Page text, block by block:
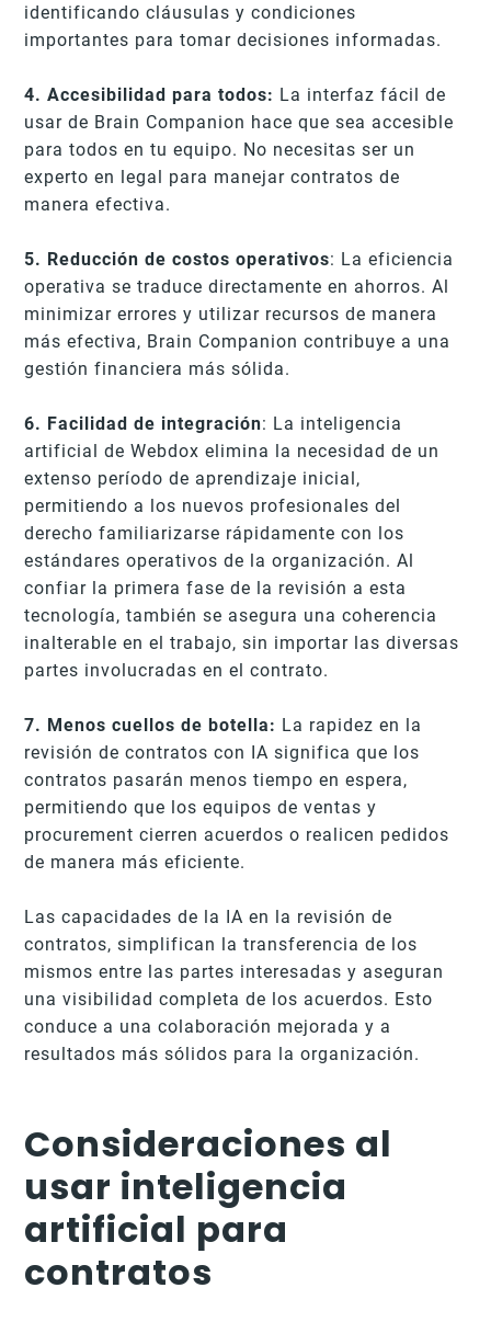
identificando cláusulas y condiciones
importantes para tomar decisiones informadas.
4. Accesibilidad para todos: La interfaz fácil de
usar de Brain Companion hace que sea accesible
para todos en tu equipo. No necesitas ser un
experto en legal para manejar contratos de
manera efectiva.
5. Reducción de costos operativos: La eficiencia
operativa se traduce directamente en ahorros. Al
minimizar errores y utilizar recursos de manera
más efectiva, Brain Companion contribuye a una
gestión financiera más sólida.
6. Facilidad de integración: La inteligencia
artificial de Webdox elimina la necesidad de un
extenso período de aprendizaje inicial,
permitiendo a los nuevos profesionales del
derecho familiarizarse rápidamente con los
estándares operativos de la organización. Al
confiar la primera fase de la revisión a esta
tecnología, también se asegura una coherencia
inalterable en el trabajo, sin importar las diversas
partes involucradas en el contrato.
7. Menos cuellos de botella: La rapidez en la
revisión de contratos con IA significa que los
contratos pasarán menos tiempo en espera,
permitiendo que los equipos de ventas y
procurement cierren acuerdos o realicen pedidos
de manera más eficiente.
Las capacidades de la IA en la revisión de
contratos, simplifican la transferencia de los
mismos entre las partes interesadas y aseguran
una visibilidad completa de los acuerdos. Esto
conduce a una colaboración mejorada y a
resultados más sólidos para la organización.
Consideraciones al
usar inteligencia
artificial para
contratos